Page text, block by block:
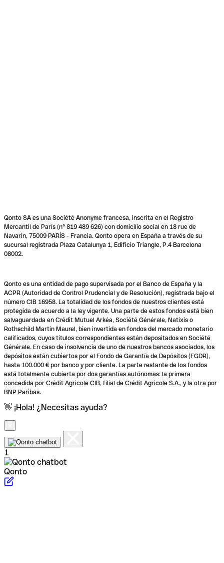
Qonto SA es una Société Anonyme francesa, inscrita en el Registro
Mercantil de París (n° 819 489 626) con domicilio social en 18 rue de
Navarin, 75009 PARÍS - Francia. Qonto opera en España a través de su
sucursal registrada Plaza Catalunya 1, Edificio Triangle, P.4 Barcelona
08002.
Qonto es una entidad de pago supervisada por el Banco de España y la
ACPR (Autoridad de Control Prudencial y de Resolución), registrada bajo el
número CIB 16958. La totalidad de los fondos de nuestros clientes está
protegida de acuerdo a la ley vigente. Una parte de estos fondos está bien
salvaguardada en Crédit Mutuel Arkéa, Société Générale, Natixis o
Rothschild Martin Maurel, bien invertida en fondos del mercado monetario
calificados, cuyos títulos correspondientes están depositados en Société
Générale. En caso de insolvencia de uno de nuestros bancos asociados, los
depósitos están cubiertos por el Fondo de Garantía de Depósitos (FGDR),
hasta 100.000 € por banco y por cliente. La parte restante de los fondos
está totalmente cubierta por dos garantías autónomas: la primera
concedida por Crédit Agricole CIB, filial de Crédit Agricole S.A., y la otra por
BNP Paribas.
👋 ¡Hola! ¿Necesitas ayuda?
1
Qonto